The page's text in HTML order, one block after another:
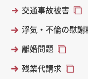
交通事故被害
浮気・不倫の慰謝
離婚問題
残業代請求